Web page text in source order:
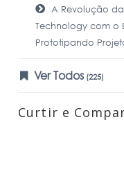
A Revolução
Technology com o
Prototipando
Ver Todos (225)
Curtir e